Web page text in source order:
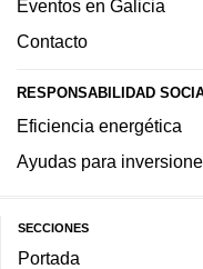
Eventos en Galicia
Contacto
RESPONSABILIDAD
Eficiencia energética
Ayudas para
SECCIONES
Portada